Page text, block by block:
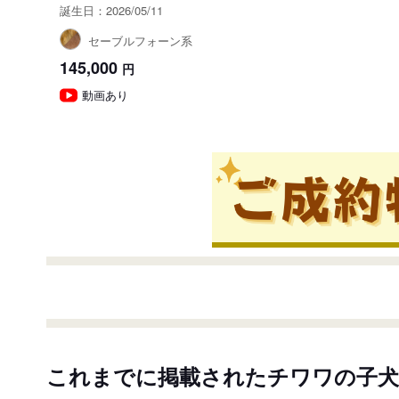
誕生日：2026/05/11
セーブルフォーン系
145,000 円
動画あり
これまでに掲載されたチワワの子犬